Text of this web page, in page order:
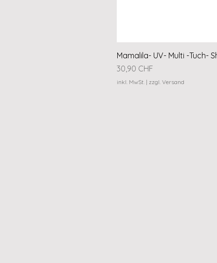
Mamalila- UV- Multi -Tuch-
Preis
30,90 CHF
inkl. MwSt. | zzgl. Versand